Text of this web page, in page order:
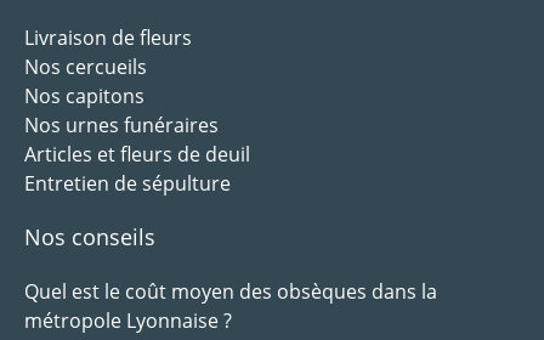
Livraison de fleurs
Nos cercueils
Nos capitons
Nos urnes funéraires
Articles et fleurs de deuil
Entretien de sépulture
Nos conseils
Quel est le coût moyen des obsèques dans la
métropole Lyonnaise ?